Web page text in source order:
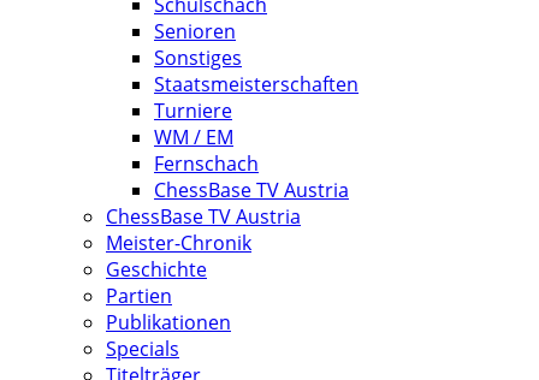
Senioren
Sonstiges
Staatsmeisterschaften
Turniere
WM / EM
Fernschach
ChessBase TV Austria
ChessBase TV Austria
Meister-Chronik
Geschichte
Partien
Publikationen
Specials